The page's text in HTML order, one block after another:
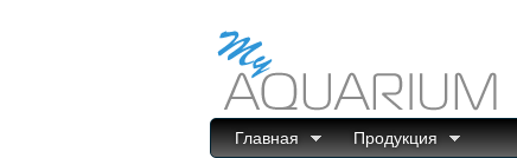
Главная Продукция